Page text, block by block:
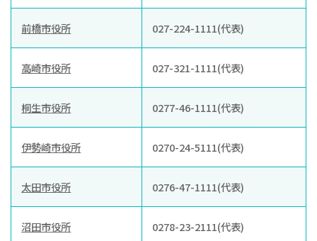
前橋市役所 027-224-1111(代表)
高崎市役所 027-321-1111(代表)
桐生市役所 0277-46-1111(代表)
伊勢崎市役所 0270-24-5111(代表)
太田市役所 0276-47-1111(代表)
沼田市役所 0278-23-2111(代表)